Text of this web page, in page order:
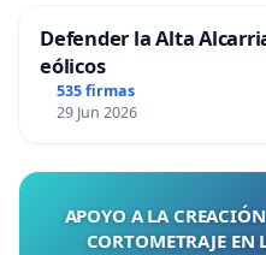
Defender la Alta
eólicos
535 firmas
29 Jun 2026
APOYO A LA
CORTOMETRAJE